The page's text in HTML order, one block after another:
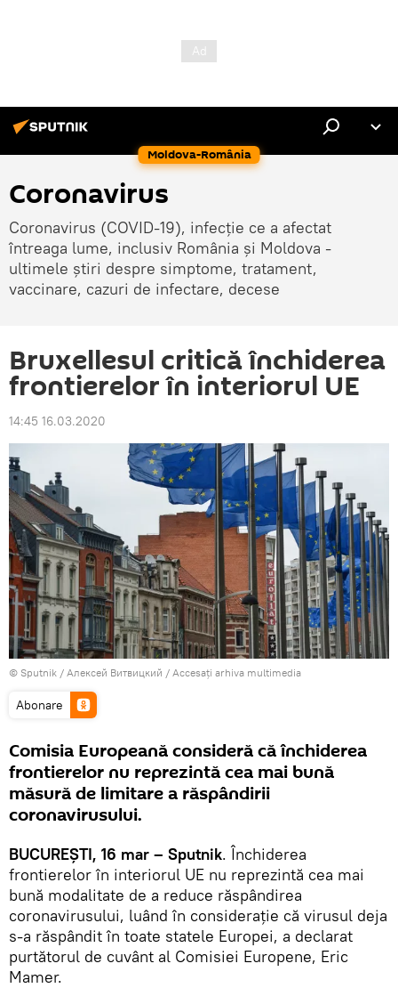
Moldova-România
Coronavirus
Coronavirus (COVID-19), infecție ce a afectat
întreaga lume, inclusiv România și Moldova -
ultimele știri despre simptome, tratament,
vaccinare, cazuri de infectare, decese
Bruxellesul critică închiderea
frontierelor în interiorul UE
14:45 16.03.2020
© Sputnik / Алексей Витвицкий / Accesați arhiva multimedia
Abonare
Comisia Europeană consideră că închiderea
frontierelor nu reprezintă cea mai bună
măsură de limitare a răspândirii
coronavirusului.
BUCUREȘTI, 16 mar – Sputnik. Închiderea
frontierelor în interiorul UE nu reprezintă cea mai
bună modalitate de a reduce răspândirea
coronavirusului, luând în considerație că virusul deja
s-a răspândit în toate statele Europei, a declarat
purtătorul de cuvânt al Comisiei Europene, Eric
Mamer.